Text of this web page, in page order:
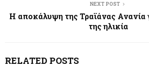
NEXT POST
Η αποκάλυψη της Τραϊάνας Ανανία
της ηλικία
RELATED POSTS